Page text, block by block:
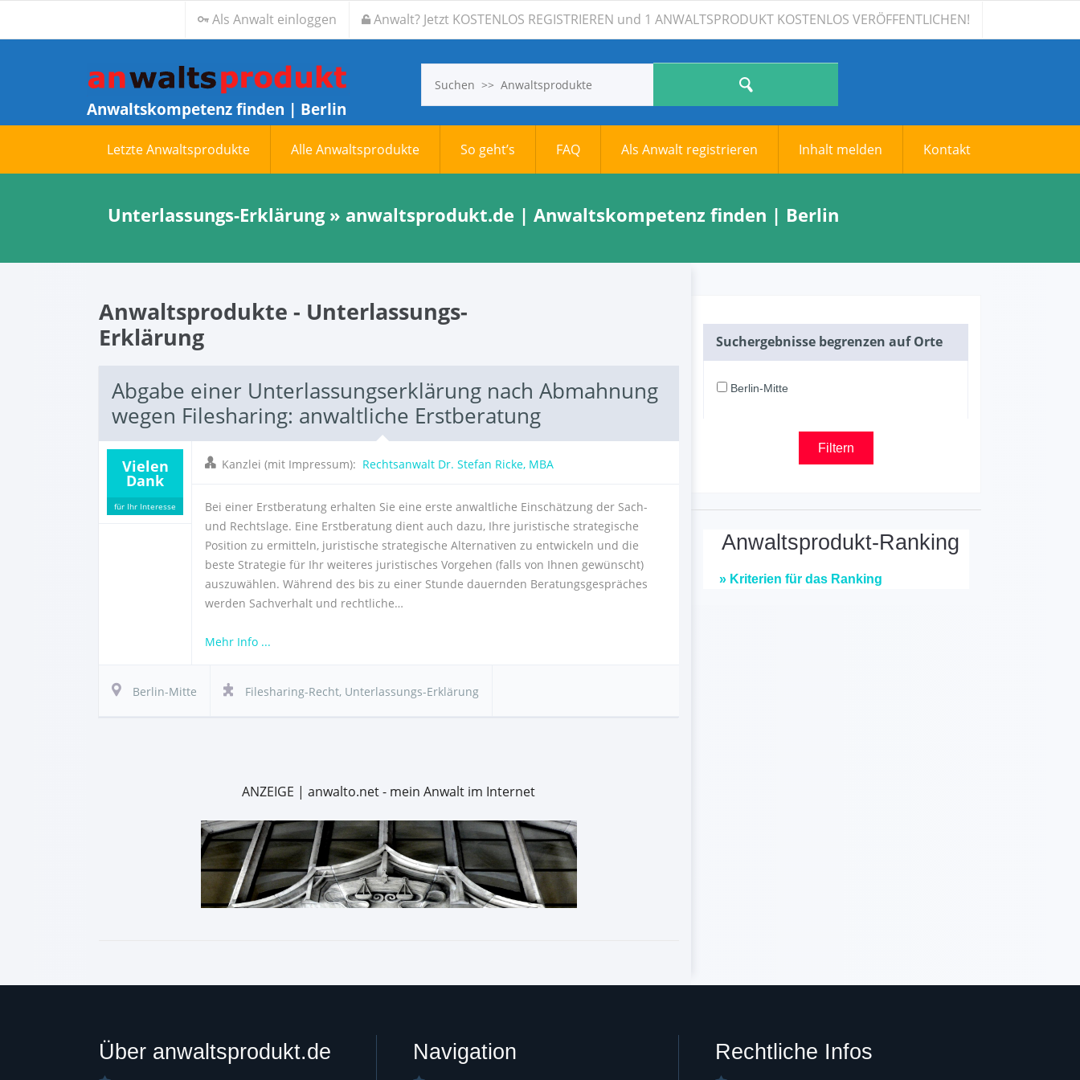
Als Anwalt einloggen Anwalt? Jetzt KOSTENLOS REGISTRIEREN und 1 ANWALTSPRODUKT KOSTENLOS VERÖFFENTLICHEN!
Anwaltskompetenz finden | Berlin
Letzte Anwaltsprodukte Alle Anwaltsprodukte So geht’s FAQ Als Anwalt registrieren Inhalt melden Kontakt
Unterlassungs-Erklärung » anwaltsprodukt.de | Anwaltskompetenz finden | Berlin
Anwaltsprodukte - Unterlassungs-
Erklärung
Abgabe einer Unterlassungserklärung nach Abmahnung
wegen Filesharing: anwaltliche Erstberatung
Vielen
Dank
für Ihr Interesse
Kanzlei (mit Impressum): Rechtsanwalt Dr. Stefan Ricke, MBA
Bei einer Erstberatung erhalten Sie eine erste anwaltliche Einschätzung der Sach-
und Rechtslage. Eine Erstberatung dient auch dazu, Ihre juristische strategische
Position zu ermitteln, juristische strategische Alternativen zu entwickeln und die
beste Strategie für Ihr weiteres juristisches Vorgehen (falls von Ihnen gewünscht)
auszuwählen. Während des bis zu einer Stunde dauernden Beratungsgespräches
werden Sachverhalt und rechtliche…
Mehr Info ...
Berlin-Mitte Filesharing-Recht, Unterlassungs-Erklärung
ANZEIGE | anwalto.net - mein Anwalt im Internet
Suchergebnisse begrenzen auf Orte
Berlin-Mitte
Anwaltsprodukt-Ranking
» Kriterien für das Ranking
Über anwaltsprodukt.de Navigation Rechtliche Infos